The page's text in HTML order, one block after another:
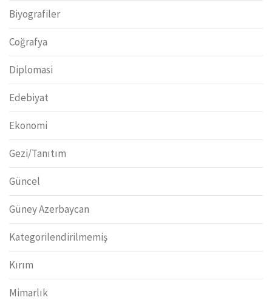
Biyografiler
Coğrafya
Diplomasi
Edebiyat
Ekonomi
Gezi/Tanıtım
Güncel
Güney Azerbaycan
Kategorilendirilmemiş
Kırım
Mimarlık